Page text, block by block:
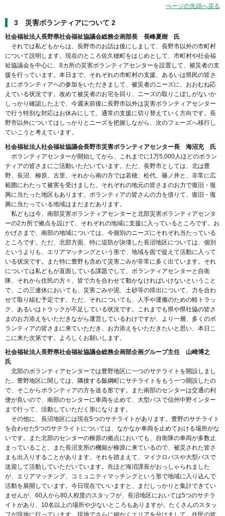
ページの先頭へ戻る
3 災害ボランティアについて 2
社会福祉法人長野県社会福祉協議会総務企画部長 長峰夏樹 氏
それでは私どもからは、長野市のお話は後にしまして、長野市以外の市町村
について説明します。現在のところ佐久穂町をはじめとして、市町村や社会福
祉協議会を中心に、8カ所の災害ボランティアセンターを設置して、被災者の支
援を行っています。本日まで、それぞれの市町村の支援、あるいは県民の皆さ
まにボランティアへの参加をいただきまして、被災者のニーズに、おおむね応
えている状況です。改めて被災者のお宅を回り、ニーズの取りこぼしがないか
しっかり確認した上で、今週末前後に長野市以外は災害ボランティアセンター
で行う特別な対応はお休みにして、通常の支援に切り替えていく方向です。長
野市以外についてはしっかりとニーズを把握しながら、次のフェーズへ移行し
ていこうと考えています。
社会福祉法人社会福祉協議会長野市災害ボランティアセンター長 海沼充 氏
ボランティアセンターが開始してから、これまでに1万5,000人ほどのボラン
ティアの皆さまにご活動いただいています。ただ、長野市としては、北は豊
野、長沼、柳原、古里、それから南の方では若穂、松代、篠ノ井と、非常に広
範囲にわたって被害を受けました。それぞれの地元の皆さまのお力で復旧・復
興に当たった地区もあります。ボランティアの皆さんの力を借りて、復旧・復
興に当たっている地域はまだまだあります。
私どもは今、南部災害ボランティアセンターと北部災害ボランティアセンタ
ーの2カ所で拠点を設けて、それぞれの地域に支援に入っているところです。お
かげさまで、南部の地域については、今個別のニーズにそれぞれ当たっている
ところです。ただ、北部方面、特に堤防が決壊した長沼地区については、個別
というよりも、エリアマッチングという形で、地域を面で捉えて活動に入って
いる状況です。また特に豊野も含めて災害ごみが非常に多く出ています。それ
については私どもが直面している課題でして、ボランティアセンターと自衛
隊、それから住民の方々、皆で力を合わせて動かなければいけないということ
で、この三連休においても、災害ごみや泥、土砂等の排出について、力を合わ
せて取り組む予定です。ただ、それについても、人手や運搬のための軽トラッ
ク、あるいはトラックが不足している状況です。これまでも県や県社協の皆さ
まのお力添えをいただきながら運営しているわけですが、より一層、多くのボ
ランティアの皆さまに来ていただき、お力添えをいただきたいと思い、本日こ
こに来た次第です。よろしくお願いします。
社会福祉法人長野県社会福祉協議会総務企画部企画グループ主任 山崎博之
氏
北部のボランティアセンターでは豊野地区に一つのサテライトを開設しまし
た。豊野地区に関しては、隣接する飯綱町にサテライトをもう一つ開設したの
で、そこからボランティアの方を送る形です。また南部のセンターは交通の利
便が良いので、南部のセンターに車両を止めて、大型バスで信州中野インター
まで行って、活動していただく形になります。
その他に、長沼地区には現在5つのサテライトがあります。豊野のサテライト
を合わせた5つのサテライトについては、なかなか車両を止めておける場所がな
いです。また北部のセンターの柳原の拠点においても、自衛隊の車両が多数止
まっていること、また長沼支所の機能が柳原に来ているので、被災された皆さ
まも出入りすることがあります。それを踏まえて、マイクロバスや大型バスで
送迎して活動していただいています。先ほど海沼課長がおっしゃられました
が、エリアマッチング、コミュニティマッチングという形で地域に入り込んで
活動を展開しています。今日現在でいいますと、まだしっかりと集計できてい
ませんが、60人から80人程度のスタッフが、長沼地区においては5つのサテラ
イトがあり、10名以上の場所や少ないところもありますが、たくさんのスタッ